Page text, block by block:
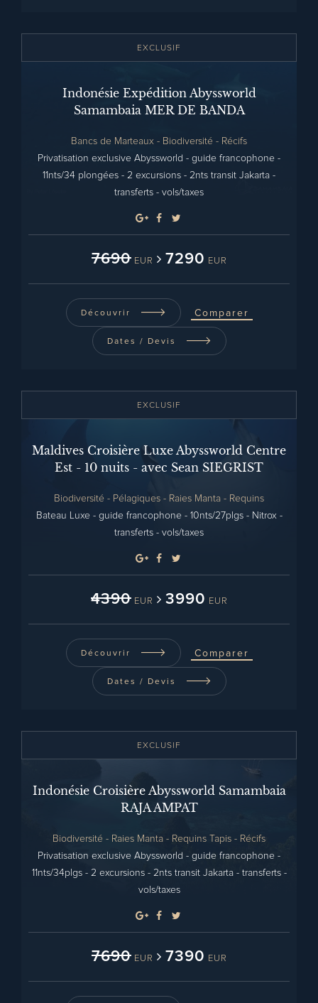
EXCLUSIF
Indonésie Expédition Abyssworld
Samambaia MER DE BANDA
Bancs de Marteaux - Biodiversité - Récifs
Privatisation exclusive Abyssworld - guide francophone -
11nts/34 plongées - 2 excursions - 2nts transit Jakarta -
transferts - vols/taxes
7690EUR 7290 EUR
Découvrir Comparer
Dates / Devis
EXCLUSIF
Maldives Croisière Luxe Abyssworld Centre
Est - 10 nuits - avec Sean SIEGRIST
Biodiversité - Pélagiques - Raies Manta - Requins
Bateau Luxe - guide francophone - 10nts/27plgs - Nitrox -
transferts - vols/taxes
4390EUR 3990 EUR
Découvrir Comparer
Dates / Devis
EXCLUSIF
Indonésie Croisière Abyssworld Samambaia
RAJA AMPAT
Biodiversité - Raies Manta - Requins Tapis - Récifs
Privatisation exclusive Abyssworld - guide francophone -
11nts/34plgs - 2 excursions - 2nts transit Jakarta - transferts -
vols/taxes
7690EUR 7390 EUR